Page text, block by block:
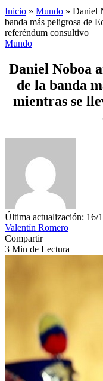
Inicio » Mundo » Daniel
banda más peligrosa de
referéndum consultivo
Mundo
Daniel Noboa
de la banda
mientras se
Última actualización: 16/
Valentín Romero
Compartir
3 Min de Lectura